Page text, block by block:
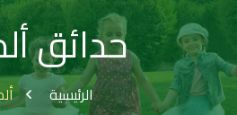
حدائق
الرئيسية